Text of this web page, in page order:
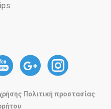
at at
Πολιτική προστασίας